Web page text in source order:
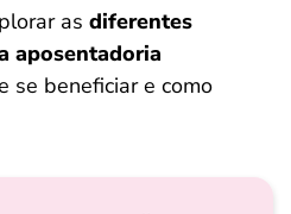
as diferentes
aposentadoria
se beneficiar e como